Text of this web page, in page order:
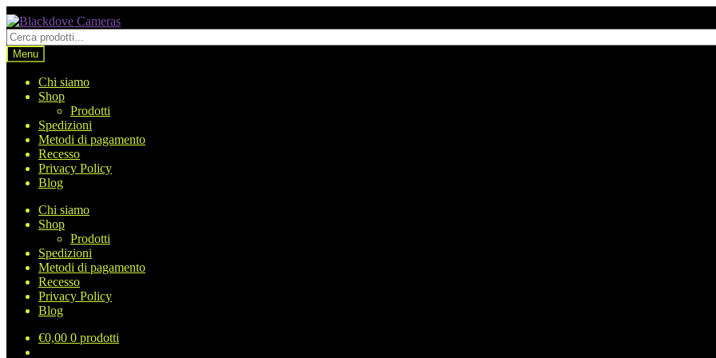
Vai
alla
navigazione
Vai
al
contenuto
Cerca
prodotti
Menu
Chi siamo
Shop
Prodotti
Spedizioni
Metodi di pagamento
Recesso
Privacy Policy
Blog
Chi siamo
Shop
Prodotti
Spedizioni
Metodi di pagamento
Recesso
Privacy Policy
Blog
€0,00 0 prodotti